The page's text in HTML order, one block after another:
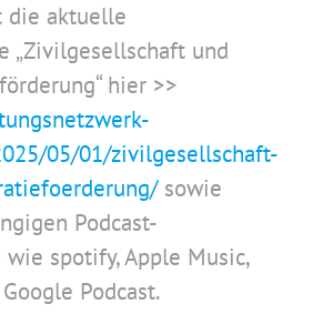
die aktuelle
„Zivilgesellschaft und
hier >>
05/01/zivilgesellschaft-
sowie
Podcast-
spotify, Apple Music,
Podcast.